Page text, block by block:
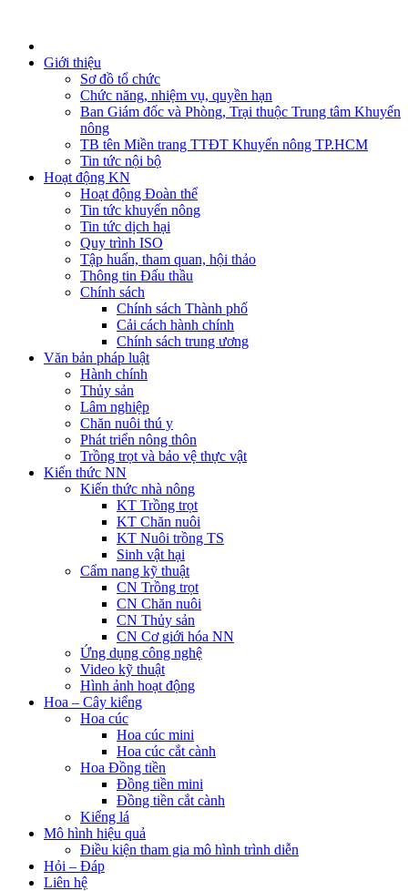
Giới thiệu
Sơ đồ tổ chức
Chức năng, nhiệm vụ, quyền hạn
Ban Giám đốc và Phòng, Trại thuộc Trung tâm Khuyến
nông
TB tên Miền trang TTĐT Khuyến nông TP.HCM
Tin tức nội bộ
Hoạt động KN
Hoạt động Đoàn thể
Tin tức khuyến nông
Tin tức dịch hại
Quy trình ISO
Tập huấn, tham quan, hội thảo
Thông tin Đấu thầu
Chính sách
Chính sách Thành phố
Cải cách hành chính
Chính sách trung ương
Văn bản pháp luật
Hành chính
Thủy sản
Lâm nghiệp
Chăn nuôi thú y
Phát triển nông thôn
Trồng trọt và bảo vệ thực vật
Kiến thức NN
Kiến thức nhà nông
KT Trồng trọt
KT Chăn nuôi
KT Nuôi trồng TS
Sinh vật hại
Cẩm nang kỹ thuật
CN Trồng trọt
CN Chăn nuôi
CN Thủy sản
CN Cơ giới hóa NN
Ứng dụng công nghệ
Video kỹ thuật
Hình ảnh hoạt động
Hoa – Cây kiểng
Hoa cúc
Hoa cúc mini
Hoa cúc cắt cành
Hoa Đồng tiền
Đồng tiền mini
Đồng tiền cắt cành
Kiểng lá
Mô hình hiệu quả
Điều kiện tham gia mô hình trình diễn
Hỏi – Đáp
Liên hệ